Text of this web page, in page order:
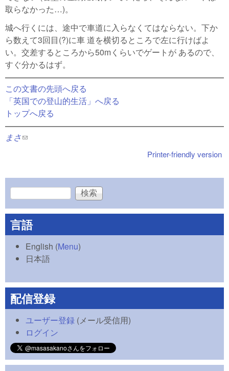
取らなかった…)。
城へ行くには、途中で車道に入らなくてはならない。下か
ら数えて3回目(?)に車 道を横切るところで左に行けばよ
い。交差するところから50mくらいでゲートが あるので、
すぐ分かるはず。
この文書の先頭へ戻る
「英国での登山的生活」へ戻る
トップへ戻る
まさ(link sends e-mail)
Printer-friendly version
検索フォーム
検索
言語
English (Menu)
日本語
配信登録
ユーザー登録 (メール受信用)
ログイン